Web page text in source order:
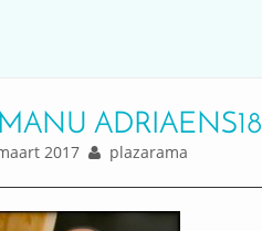
ADRIAENS18
2017 plazarama